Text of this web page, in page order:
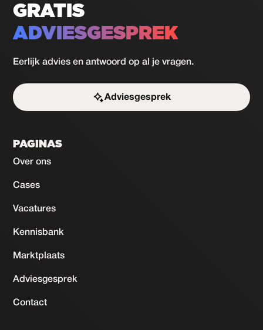
GRATIS
ADVIESGESPREK
Eerlijk advies en antwoord op al je vragen.
Adviesgesprek
Start de uitdaging
PAGINAS
Over ons
Cases
Vacatures
Kennisbank
Marktplaats
Adviesgesprek
Contact